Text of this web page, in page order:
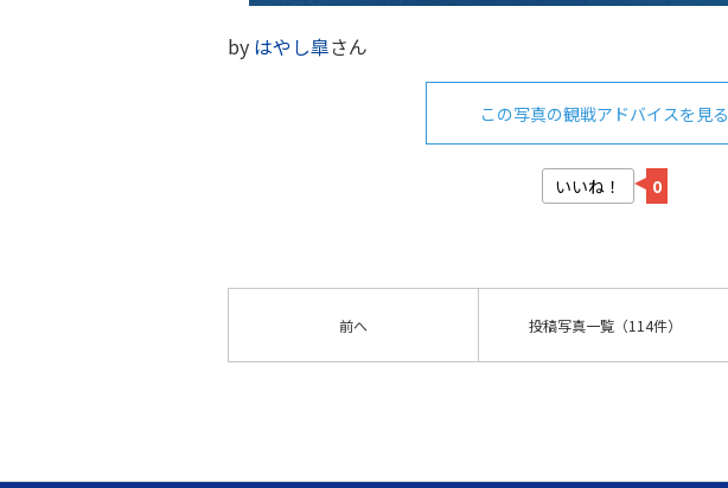
by はやし皐さん
この写真の観戦アドバイスを見る
いいね！ 0
前へ 投稿写真一覧（114件）